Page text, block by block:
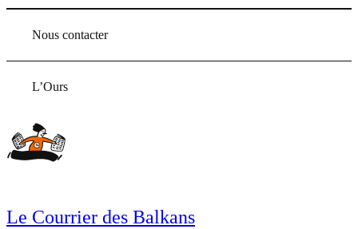
Nous contacter
L’Ours
Le Courrier des Balkans